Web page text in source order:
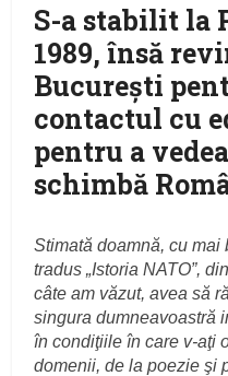
S-a stabilit la
1989, însă
Bucureşti
contactul cu
pentru a
schimbă
Stimată doamnă, cu mai
tradus „Istoria NATO”,
câte am văzut, avea să
singura dumneavoastră
în condiţiile în care v-aţi
domenii, de la poezie şi